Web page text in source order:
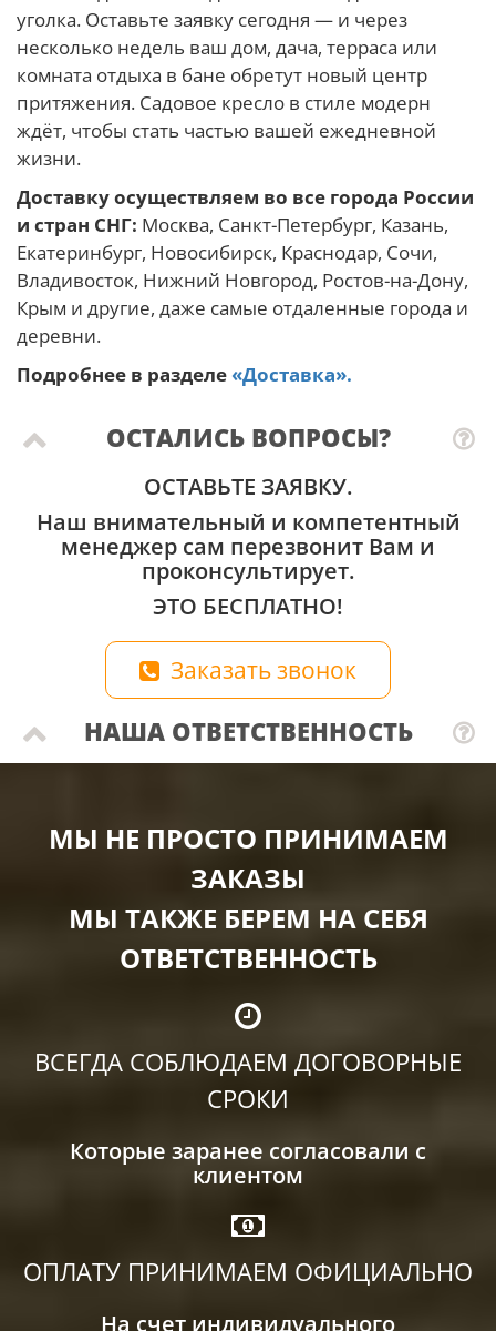
уголка. Оставьте заявку сегодня — и через
несколько недель ваш дом, дача, терраса или
комната отдыха в бане обретут новый центр
притяжения. Садовое кресло в стиле модерн
ждёт, чтобы стать частью вашей ежедневной
жизни.
Доставку осуществляем во все города России
и стран СНГ: Москва, Санкт-Петербург, Казань,
Екатеринбург, Новосибирск, Краснодар, Сочи,
Владивосток, Нижний Новгород, Ростов-на-Дону,
Крым и другие, даже самые отдаленные города и
деревни.
Подробнее в разделе «Доставка».
ОСТАЛИСЬ ВОПРОСЫ?
ОСТАВЬТЕ ЗАЯВКУ.
Наш внимательный и компетентный
менеджер сам перезвонит Вам и
проконсультирует.
ЭТО БЕСПЛАТНО!
Заказать звонок
НАША ОТВЕТСТВЕННОСТЬ
МЫ НЕ ПРОСТО ПРИНИМАЕМ
ЗАКАЗЫ
МЫ ТАКЖЕ БЕРЕМ НА СЕБЯ
ОТВЕТСТВЕННОСТЬ
ВСЕГДА СОБЛЮДАЕМ ДОГОВОРНЫЕ
СРОКИ
Которые заранее согласовали с
клиентом
ОПЛАТУ ПРИНИМАЕМ ОФИЦИАЛЬНО
На счет индивидуального